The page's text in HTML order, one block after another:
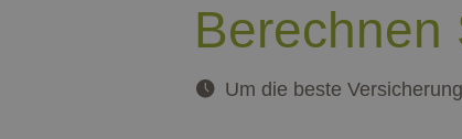
Berechnen
Um die beste